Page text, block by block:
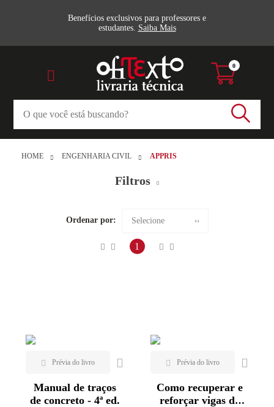
Benefícios exclusivos para professores e
estudantes. Saiba Mais
0
HOME ENGENHARIA CIVIL APPRIS
Filtros
Veja todas as opções
Ordenar por: Selecione
Maior preço
1
Manual de traços
de concreto - 4ª ed.
Como recuperar e
reforçar vigas de